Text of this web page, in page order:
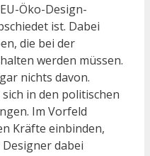
Öko-Design-
ist. Dabei
die bei der
werden müssen.
nichts davon.
in den politischen
Im Vorfeld
Kräfte einbinden,
dabei